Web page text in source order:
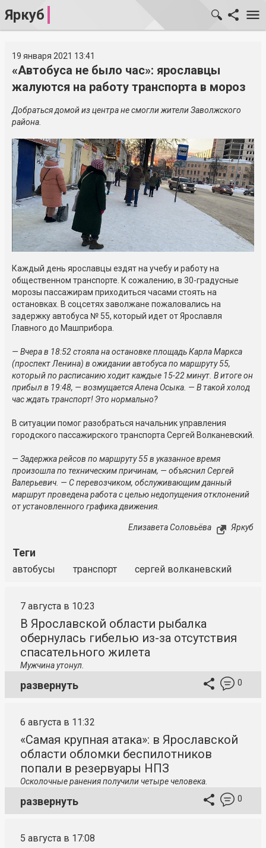
Яркуб
19 января 2021 13:41
«Автобуса не было час»: ярославцы
жалуются на работу транспорта в мороз
Добраться домой из центра не смогли жители Заволжского
района.
Каждый день ярославцы ездят на учебу и работу на
общественном транспорте. К сожалению, в 30-градусные
морозы пассажирам приходиться часами стоять на
остановках. В соцсетях заволжане пожаловались на
задержку автобуса № 55, который идет от Ярославля
Главного до Машприбора.
— Вчера в 18:52 стояла на остановке площадь Карла Маркса
(проспект Ленина) в ожидании автобуса по маршруту 55,
который по расписанию ходит каждые 15-22 минут. В итоге он
прибыл в 19:48, — возмущается Алена Осыка. — В такой холод
час ждать транспорт! Это нормально?
В ситуации помог разобраться начальник управления
городского пассажирского транспорта Сергей Волканевский.
— Задержка рейсов по маршруту 55 в указанное время
произошла по техническим причинам, — объяснил Сергей
Валерьевич. — С перевозчиком, обслуживающим данный
маршрут проведена работа с целью недопущения отклонений
от установленного графика движения.
Елизавета Соловьёва Яркуб
Теги
автобусы транспорт сергей волканевский
7 августа в 10:23
В Ярославской области рыбалка
обернулась гибелью из-за отсутствия
спасательного жилета
Мужчина утонул.
развернуть 0
6 августа в 11:32
«Самая крупная атака»: в Ярославской
области обломки беспилотников
попали в резервуары НПЗ
Осколочные ранения получили четыре человека.
развернуть 0
5 августа в 17:08